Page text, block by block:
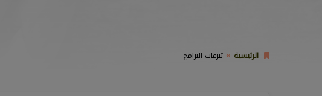
الرئيسية تبرعات البرامج